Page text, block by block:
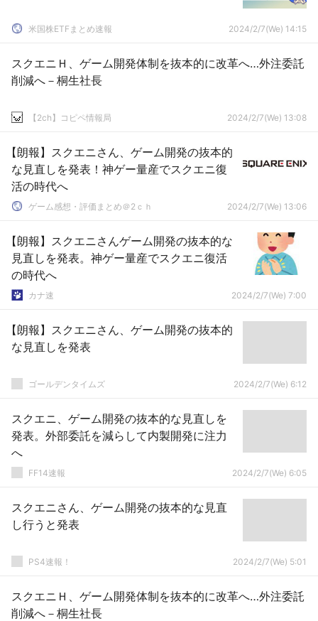
米国株ETFまとめ速報 2024/2/7(We) 14:15
スクエニＨ、ゲーム開発体制を抜本的に改革へ…外注委託
削減へ－桐生社長
【2ch】コピペ情報局 2024/2/7(We) 13:08
【朗報】スクエニさん、ゲーム開発の抜本的
な見直しを発表！神ゲー量産でスクエニ復
活の時代へ
ゲーム感想・評価まとめ＠2ｃｈ 2024/2/7(We) 13:06
【朗報】スクエニさんゲーム開発の抜本的な
見直しを発表。神ゲー量産でスクエニ復活
の時代へ
カナ速 2024/2/7(We) 7:00
【朗報】スクエニさん、ゲーム開発の抜本的
な見直しを発表
ゴールデンタイムズ 2024/2/7(We) 6:12
スクエニ、ゲーム開発の抜本的な見直しを
発表。外部委託を減らして内製開発に注力
へ
FF14速報 2024/2/7(We) 6:05
スクエニさん、ゲーム開発の抜本的な見直
し行うと発表
PS4速報！ 2024/2/7(We) 5:01
スクエニＨ、ゲーム開発体制を抜本的に改革へ…外注委託
削減へ－桐生社長